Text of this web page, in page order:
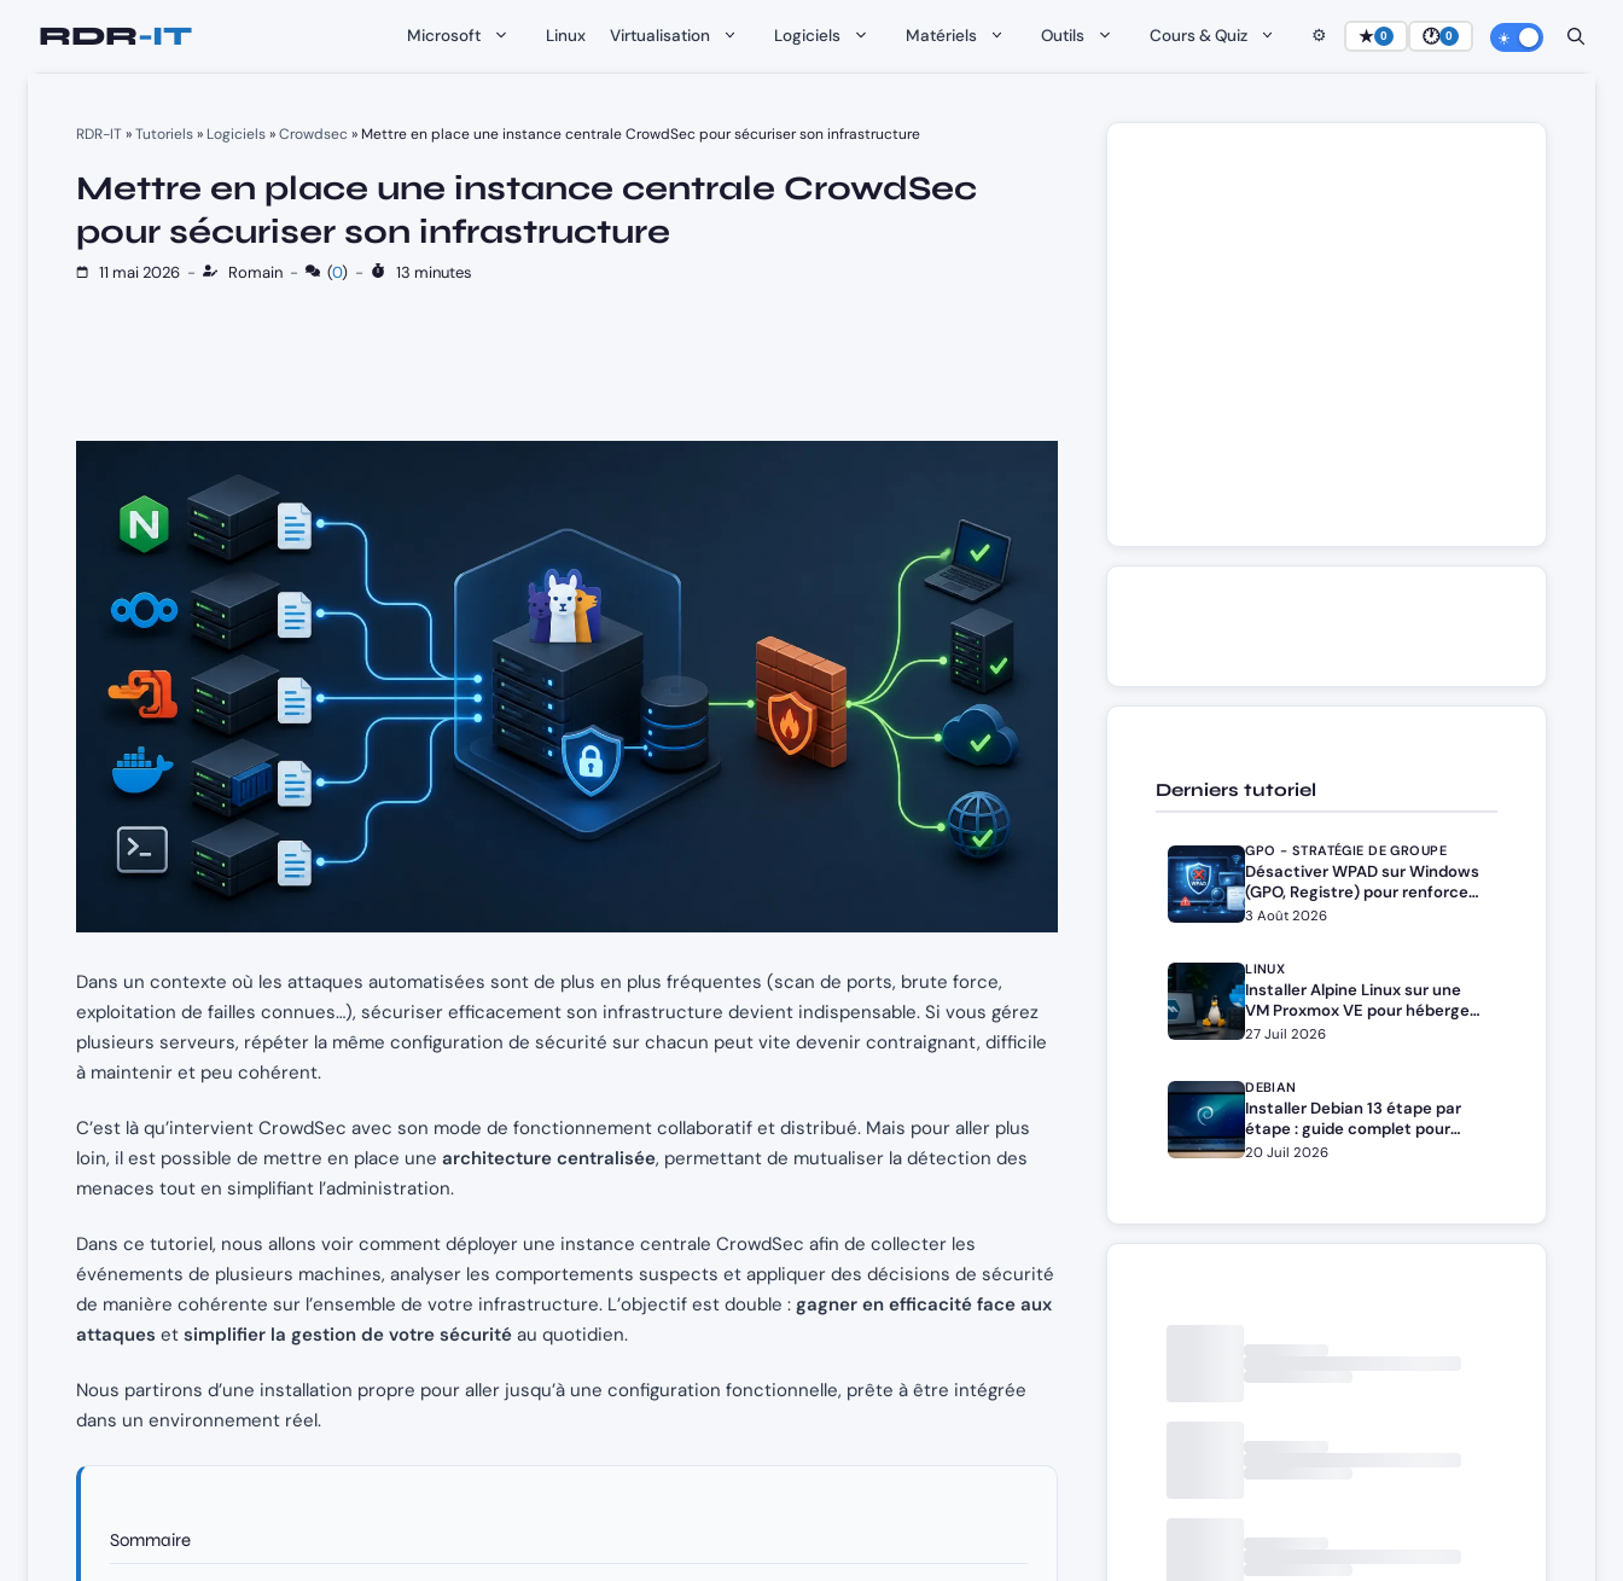
Microsoft Linux Virtualisation Logiciels Matériels Outils Cours & Quiz ⚙️ ★ 0 🕐 0
RDR-IT»Tutoriels» Logiciels»Crowdsec » Mettre en place une instance centrale CrowdSec pour sécuriser son infrastructure
Mettre en place une instance centrale CrowdSec
pour sécuriser son infrastructure
11 mai 2026 - Romain - (0) - 13 minutes
Dans un contexte où les attaques automatisées sont de plus en plus fréquentes (scan de ports, brute force,
exploitation de failles connues…), sécuriser efficacement son infrastructure devient indispensable. Si vous gérez
plusieurs serveurs, répéter la même configuration de sécurité sur chacun peut vite devenir contraignant, difficile
à maintenir et peu cohérent.
C’est là qu’intervient CrowdSec avec son mode de fonctionnement collaboratif et distribué. Mais pour aller plus
loin, il est possible de mettre en place une architecture centralisée, permettant de mutualiser la détection des
menaces tout en simplifiant l’administration.
Dans ce tutoriel, nous allons voir comment déployer une instance centrale CrowdSec afin de collecter les
événements de plusieurs machines, analyser les comportements suspects et appliquer des décisions de sécurité
de manière cohérente sur l’ensemble de votre infrastructure. L’objectif est double : gagner en efficacité face aux
attaques et simplifier la gestion de votre sécurité au quotidien.
Nous partirons d’une installation propre pour aller jusqu’à une configuration fonctionnelle, prête à être intégrée
dans un environnement réel.
Sommaire
Derniers tutoriel
GPO - STRATÉGIE DE GROUPE
Désactiver WPAD sur Windows
(GPO, Registre) pour renforcer
la sécurité
3 Août 2026
LINUX
Installer Alpine Linux sur une
VM Proxmox VE pour héberger
Docker et Docker Compose
27 Juil 2026
DEBIAN
Installer Debian 13 étape par
étape : guide complet pour
débutants et administrateurs
20 Juil 2026